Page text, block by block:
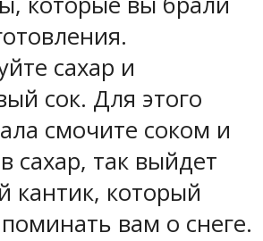
сахар и
сок. Для этого
смочите соком и
сахар, так выйдет
кантик, который
вам о снеге.